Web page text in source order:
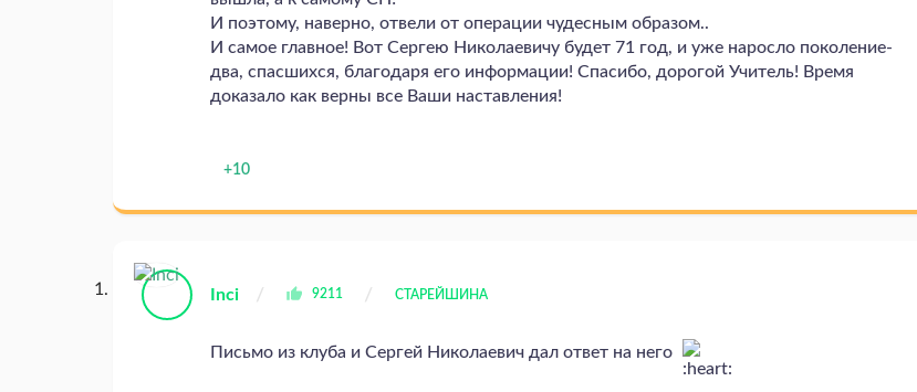
И поэтому, наверно, отвели от операции чудесным образом..
И самое главное! Вот Сергею Николаевичу будет 71 год, и уже наросло поколение-
два, спасшихся, благодаря его информации! Спасибо, дорогой Учитель! Время
доказало как верны все Ваши наставления!
+10
Inci 9211 СТАРЕЙШИНА
Письмо из клуба и Сергей Николаевич дал ответ на него